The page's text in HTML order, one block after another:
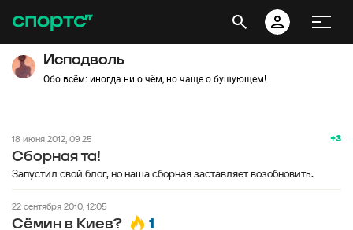
Исподволь
Обо всём: иногда ни о чём, но чаще о бушующем!
+3
18 июня 2012, 09:25
Сборная та!
Запустил свой блог, но наша сборная заставляет возобновить.
22 сентября 2010, 12:05
Сёмин в Киев? 1